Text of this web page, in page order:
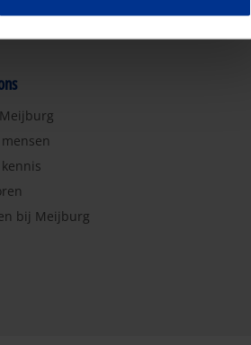
bij Meijburg